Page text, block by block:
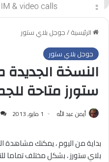
الرئيسية/جوجل بلاي ستور
جوجل بلاي ستور
النسخة
ستورز متاحة
أيمن عبد الله 1 مايو, 2013
بلاي ستورز ، بشكل مختلف تماما